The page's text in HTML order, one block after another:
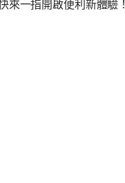
來一指開啟便利新體驗！